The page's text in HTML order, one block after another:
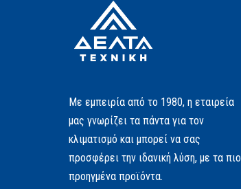
Με εμπειρία από το 1980, η εταιρεία
μας γνωρίζει τα πάντα για τον
κλιματισμό και μπορεί να σας
προσφέρει την ιδανική λύση, με τα πιο
προηγμένα προϊόντα.